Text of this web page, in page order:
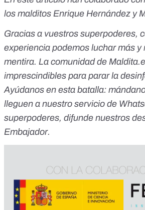
los malditos Enrique Hernández y
Gracias a vuestros superpoderes,
experiencia podemos luchar más y
mentira. La comunidad de
imprescindibles para parar la
Ayúdanos en esta batalla:
lleguen a nuestro servicio de
superpoderes, difunde nuestros
Embajador.